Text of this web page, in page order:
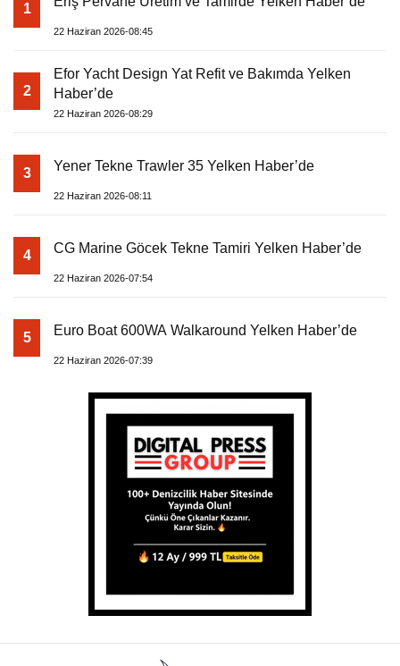
1
22 Haziran 2026-08:45
2
Efor Yacht Design Yat Refit ve Bakımda Yelken
Haber’de
22 Haziran 2026-08:29
3 Yener Tekne Trawler 35 Yelken Haber’de
22 Haziran 2026-08:11
4 CG Marine Göcek Tekne Tamiri Yelken Haber’de
22 Haziran 2026-07:54
5 Euro Boat 600WA Walkaround Yelken Haber’de
22 Haziran 2026-07:39